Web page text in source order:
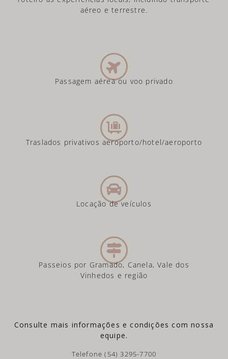
aéreo e terrestre.
Passagem aérea ou voo privado
Traslados privativos aeroporto/hotel/aeroporto
Locação de veículos
Passeios por Gramado, Canela, Vale dos
Vinhedos e região
Consulte mais informações e condições com nossa
equipe.
Telefone (54) 3295-7700